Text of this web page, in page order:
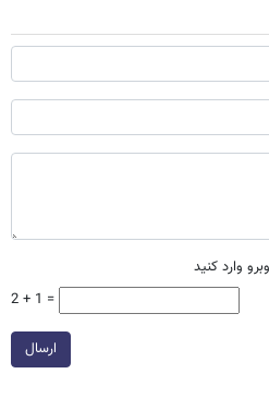
وارد کنید
2 + 1 =
ارسال